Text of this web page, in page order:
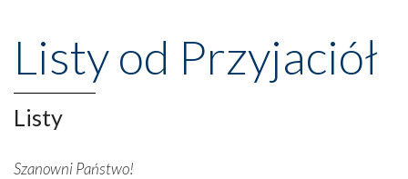
Opatrznościową pomoc w wygranej bitwie o
niepodległość kraju. Zachwyt budziła potężna, a zarazem
misterna architektura tych monumentalnych dzieł,
wspaniałe zdobienia, dbałość ich twórców o detale,
połączenie talentów z wytrwałością i pracowitością
Listy od Przyjaciół
Listy
Szanowni Państwo!